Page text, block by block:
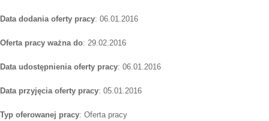
Data dodania oferty pracy: 06.01.2016
Oferta pracy ważna do: 29.02.2016
Data udostępnienia oferty pracy: 06.01.2016
Data przyjęcia oferty pracy: 05.01.2016
Typ oferowanej pracy: Oferta pracy